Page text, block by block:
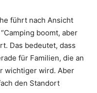
führt nach Ansicht
boomt, aber
Das bedeutet, dass
für Familien, die an
wichtiger wird. Aber
den Standort